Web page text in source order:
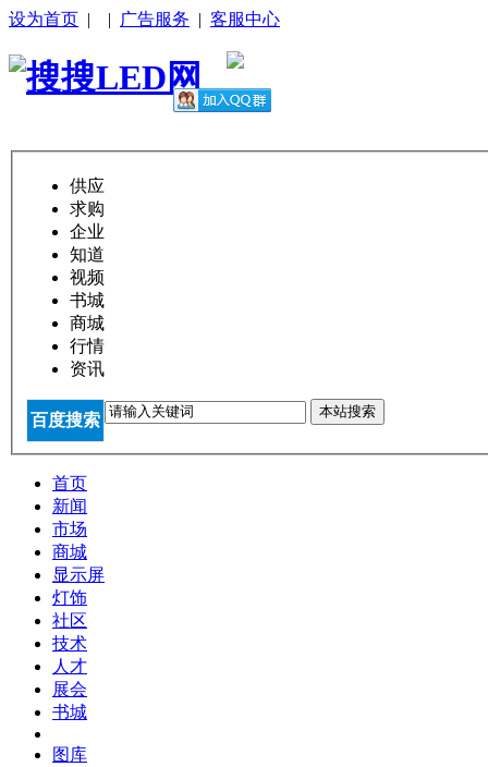
设为首页 | | 广告服务 | 客服中心
供应
求购
企业
知道
视频
书城
商城
行情
资讯
百度搜索 本站搜索
首页
新闻
市场
商城
显示屏
灯饰
社区
技术
人才
展会
书城
图库